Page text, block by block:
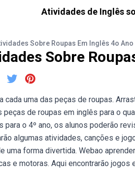
Atividades de Inglês
Sobre Roupas Em Inglês 4o Ano
Sobre
cada uma das peças de roupas.
peças de roupas em inglês para o
para o 4º ano, os alunos poderão
algumas atividades, canções e
uma forma divertida. Webao
e motoras. Aqui encontrarão jogos